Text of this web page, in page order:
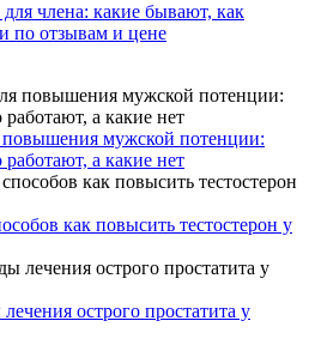
члена: какие бывают, как
по отзывам и цене
мужской потенции:
а какие нет
как повысить тестостерон у
острого простатита у